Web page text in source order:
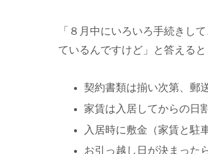
「８月中にいろいろ手続きし
ているんですけど」と答える
契約書類は揃い次第、郵
家賃は入居してからの日
入居時に敷金（家賃と駐
お引っ越し日が決まった